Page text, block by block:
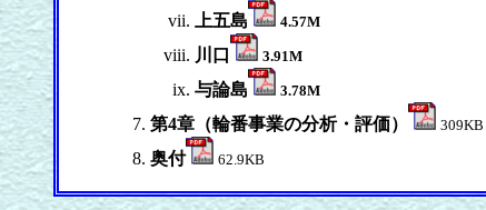
上五島 4.57M
川口 3.91M
与論島 3.78M
第4章（輪番事業の分析・評価） 309KB
奥付 62.9KB